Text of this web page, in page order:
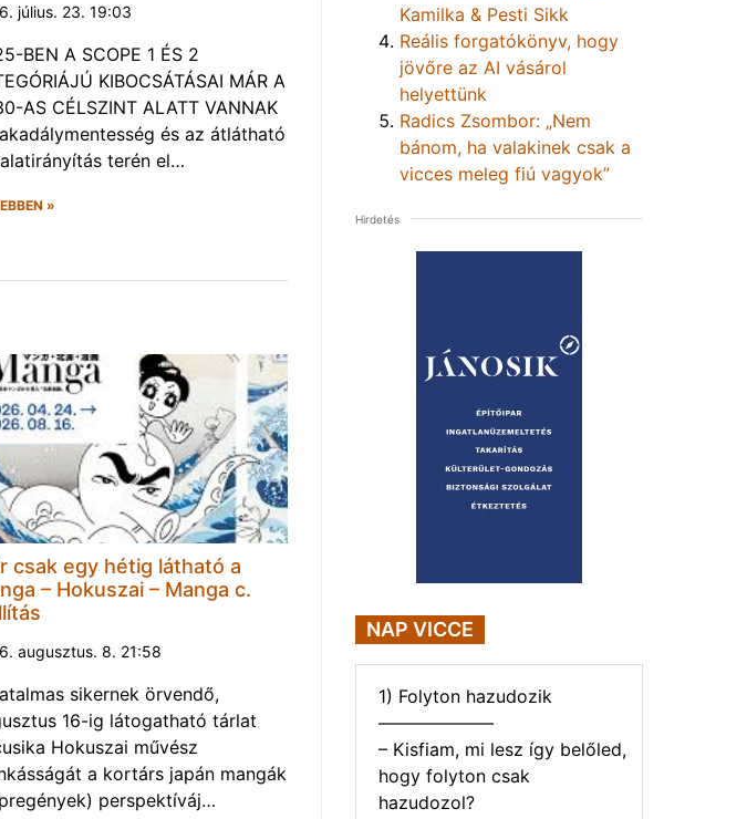
július. 23. 19:03
BEN A SCOPE 1 ÉS 2
KIBOCSÁTÁSAI MÁR A
AS CÉLSZINT ALATT VANNAK
és az átlátható
terén el…
»
csak egy hétig látható a
– Hokuszai – Manga c.
augusztus. 8. 21:58
sikernek örvendő,
16-ig látogatható tárlat
Hokuszai művész
a kortárs japán mangák
perspektíváj…
Kamilka & Pesti Sikk
Reális forgatókönyv, hogy
jövőre az AI vásárol
helyettünk
Radics Zsombor: „Nem
bánom, ha valakinek csak a
vicces meleg fiú vagyok”
Hirdetés
NAP VICCE
1) Folyton hazudozik
——————–
– Kisfiam, mi lesz így belőled,
hogy folyton csak
hazudozol?